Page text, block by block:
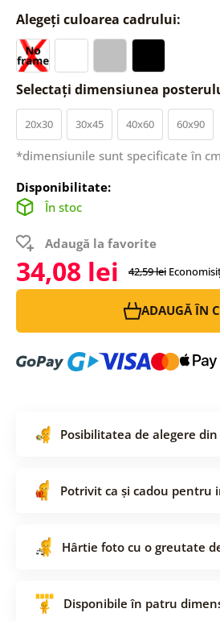
Alegeți culoarea cadrului:
Selectați dimensiunea
20x30 30x45 40x60 60x90
*dimensiunile sunt specificate în
Disponibilitate:
În stoc
Adaugă la favorite
34,08 lei 42,59 lei
ADAUGĂ ÎN
Posibilitatea de alegere
Potrivit ca și cadou pentru
Hârtie foto cu o greutate
Disponibile în patru